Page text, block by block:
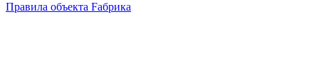
Правила объекта Fабрика